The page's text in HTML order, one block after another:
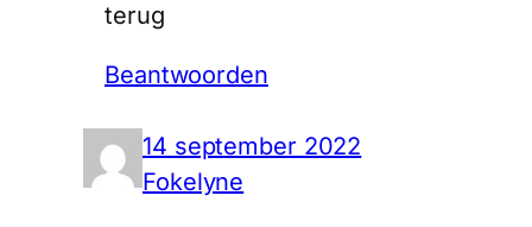
terug
Beantwoorden
14 september 2022
Fokelyne